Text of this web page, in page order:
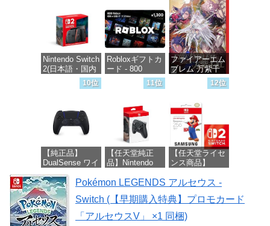
価格：¥4,400
256GB for
Nintendo Switch
2（サムスン マ
イクロSDエク
スプレスカード
256GB）
価格：¥6,961
価格：¥6,145
Nintendo Switch
2(日本語・国内
Robloxギフトカ
ード - 800
Robux 【限定バ
ーチャルアイテ
【オンラインゲ
ームコード】
ロブロックス |
オンラインコー
ド版
価格：¥1,300
ファイアーエム
ブレム 万紫千
紅 -Switch2
10位
【純正品】
DualSense ワイ
ヤレスコントロ
ーラー ミッド
ナイト ブラッ
ク(CFI-
ZCT2J01)
11位
【任天堂純正
品】Nintendo
ントローラー
価格：¥9,980
12位
【任天堂ライセ
ンス商品】
microSD
256GB for
Nintendo Switch
2(サムスン マイ
Pokémon LEGENDS アルセウス -
Switch (【早期購入特典】プロモカード
「アルセウスV」 ×1 同梱)